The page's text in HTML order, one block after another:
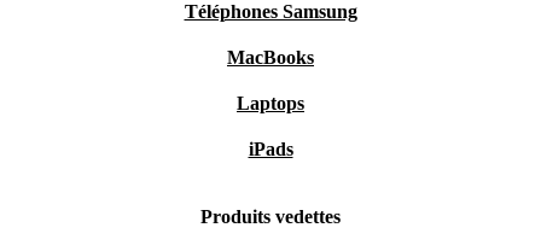
Téléphones Samsung
MacBooks
Laptops
iPads
Produits vedettes